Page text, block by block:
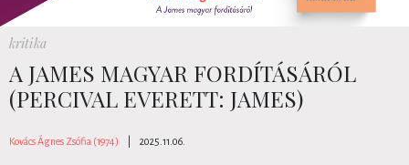
kritika
A JAMES MAGYAR FORDÍTÁSÁRÓL
(PERCIVAL EVERETT: JAMES)
Kovács Ágnes Zsófia (1974) 2025.11.06.